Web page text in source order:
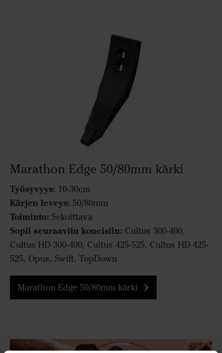
Marathon Edge 50/80mm kärki
Työsyvyys: 10-30cm
Kärjen leveys: 50/80mm
Toiminto: Sekoittava
Sopii seuraaviin koneisiin: Cultus 300-400,
Cultus HD 300-400, Cultus 425-525, Cultus HD 425-
525, Opus, Swift, TopDown
Marathon Edge 50/80mm kärki